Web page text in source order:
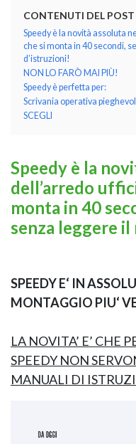
CONTENUTI DEL POST
Speedy è la novità assoluta
che si monta in 40 secondi,
d’istruzioni!
NON LO FARÒ MAI PIÙ!
Speedy è perfetta per:
Scrivania operativa
SCEGLI
Speedy è la
dell’arredo
monta in 40
senza leggere il
SPEEDY E‘ IN
MONTAGGIO PIU‘
LA NOVITA’ E’ CHE
SPEEDY NON
MANUALI DI